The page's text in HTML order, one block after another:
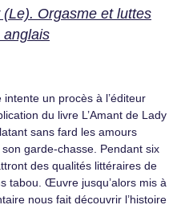
Orgasme et luttes
anglais
un procès à l’éditeur
du livre L’Amant de Lady
sans fard les amours
garde-chasse. Pendant six
des qualités littéraires de
tabou. Œuvre jusqu’alors mis à
nous fait découvrir l’histoire